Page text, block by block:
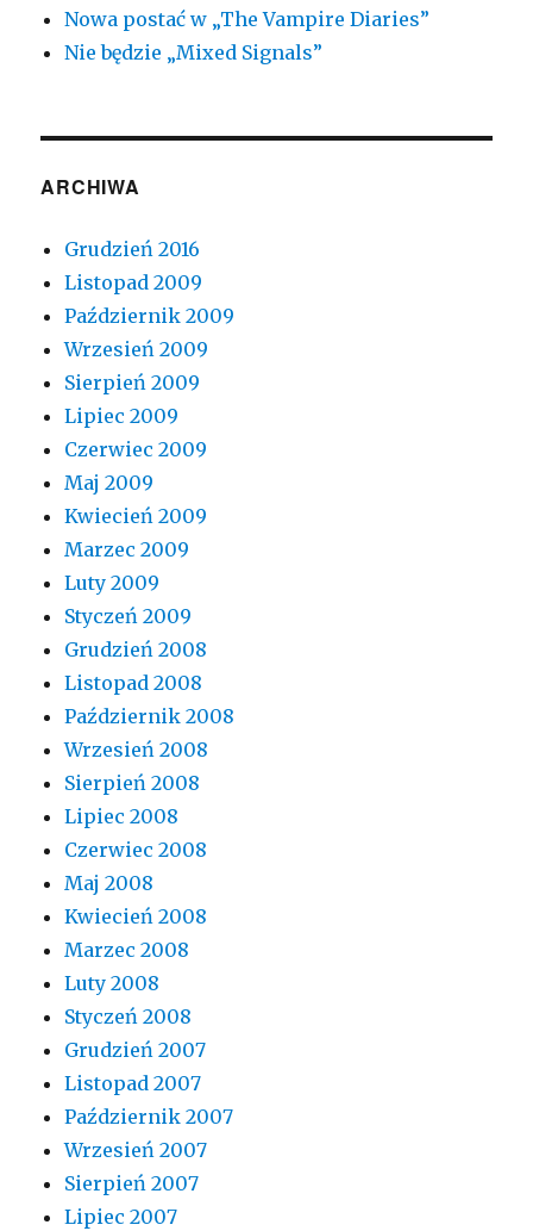
Nowa postać w „The Vampire Diaries”
Nie będzie „Mixed Signals”
ARCHIWA
Grudzień 2016
Listopad 2009
Październik 2009
Wrzesień 2009
Sierpień 2009
Lipiec 2009
Czerwiec 2009
Maj 2009
Kwiecień 2009
Marzec 2009
Luty 2009
Styczeń 2009
Grudzień 2008
Listopad 2008
Październik 2008
Wrzesień 2008
Sierpień 2008
Lipiec 2008
Czerwiec 2008
Maj 2008
Kwiecień 2008
Marzec 2008
Luty 2008
Styczeń 2008
Grudzień 2007
Listopad 2007
Październik 2007
Wrzesień 2007
Sierpień 2007
Lipiec 2007